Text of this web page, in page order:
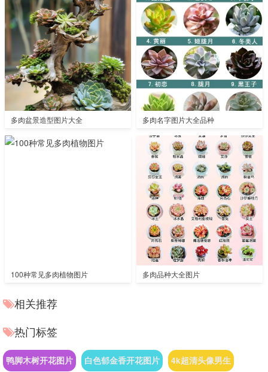
多肉盆景造型图片大全 多肉名字图片大全品种
100种常见多肉植物图片 多肉品种大全图片
相关推荐
热门标签
鸭脚木树开花图片 白色郁金香开花图片 4k超清头像男生